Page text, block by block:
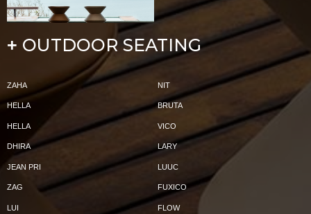
+ OUTDOOR SEATING
ZAHA NIT
HELLA BRUTA
HELLA VICO
DHIRA LARY
JEAN PRI LUUC
ZAG FUXICO
LUI FLOW